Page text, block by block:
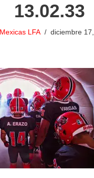
13.02.33
Mexicas LFA diciembre